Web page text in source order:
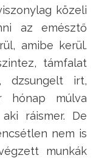
közeli
az emésztő
amibe kerül.
támfalat
dzsungelt irt,
hónap múlva
ráismer. De
nem is
munkák